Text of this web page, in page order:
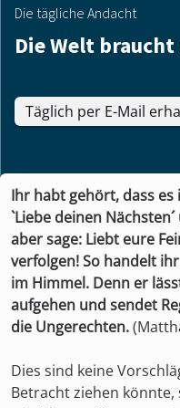
Die tägliche Andacht
Die Welt
Täglich per E-Mail
Ihr habt gehört, dass es
`Liebe deinen
aber sage: Liebt eure
verfolgen! So handelt
im Himmel. Denn er
aufgehen und sendet
die Ungerechten.
Dies sind keine
Betracht ziehen